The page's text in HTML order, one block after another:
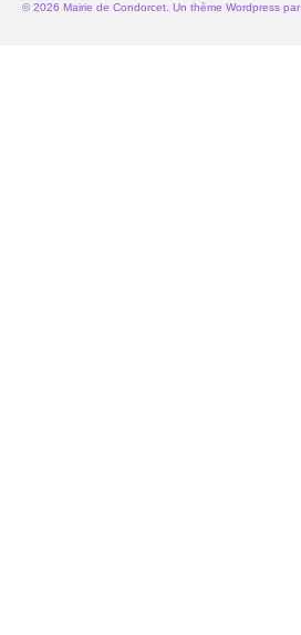
© 2026 Mairie de Condorcet. Un thème Wordpress par